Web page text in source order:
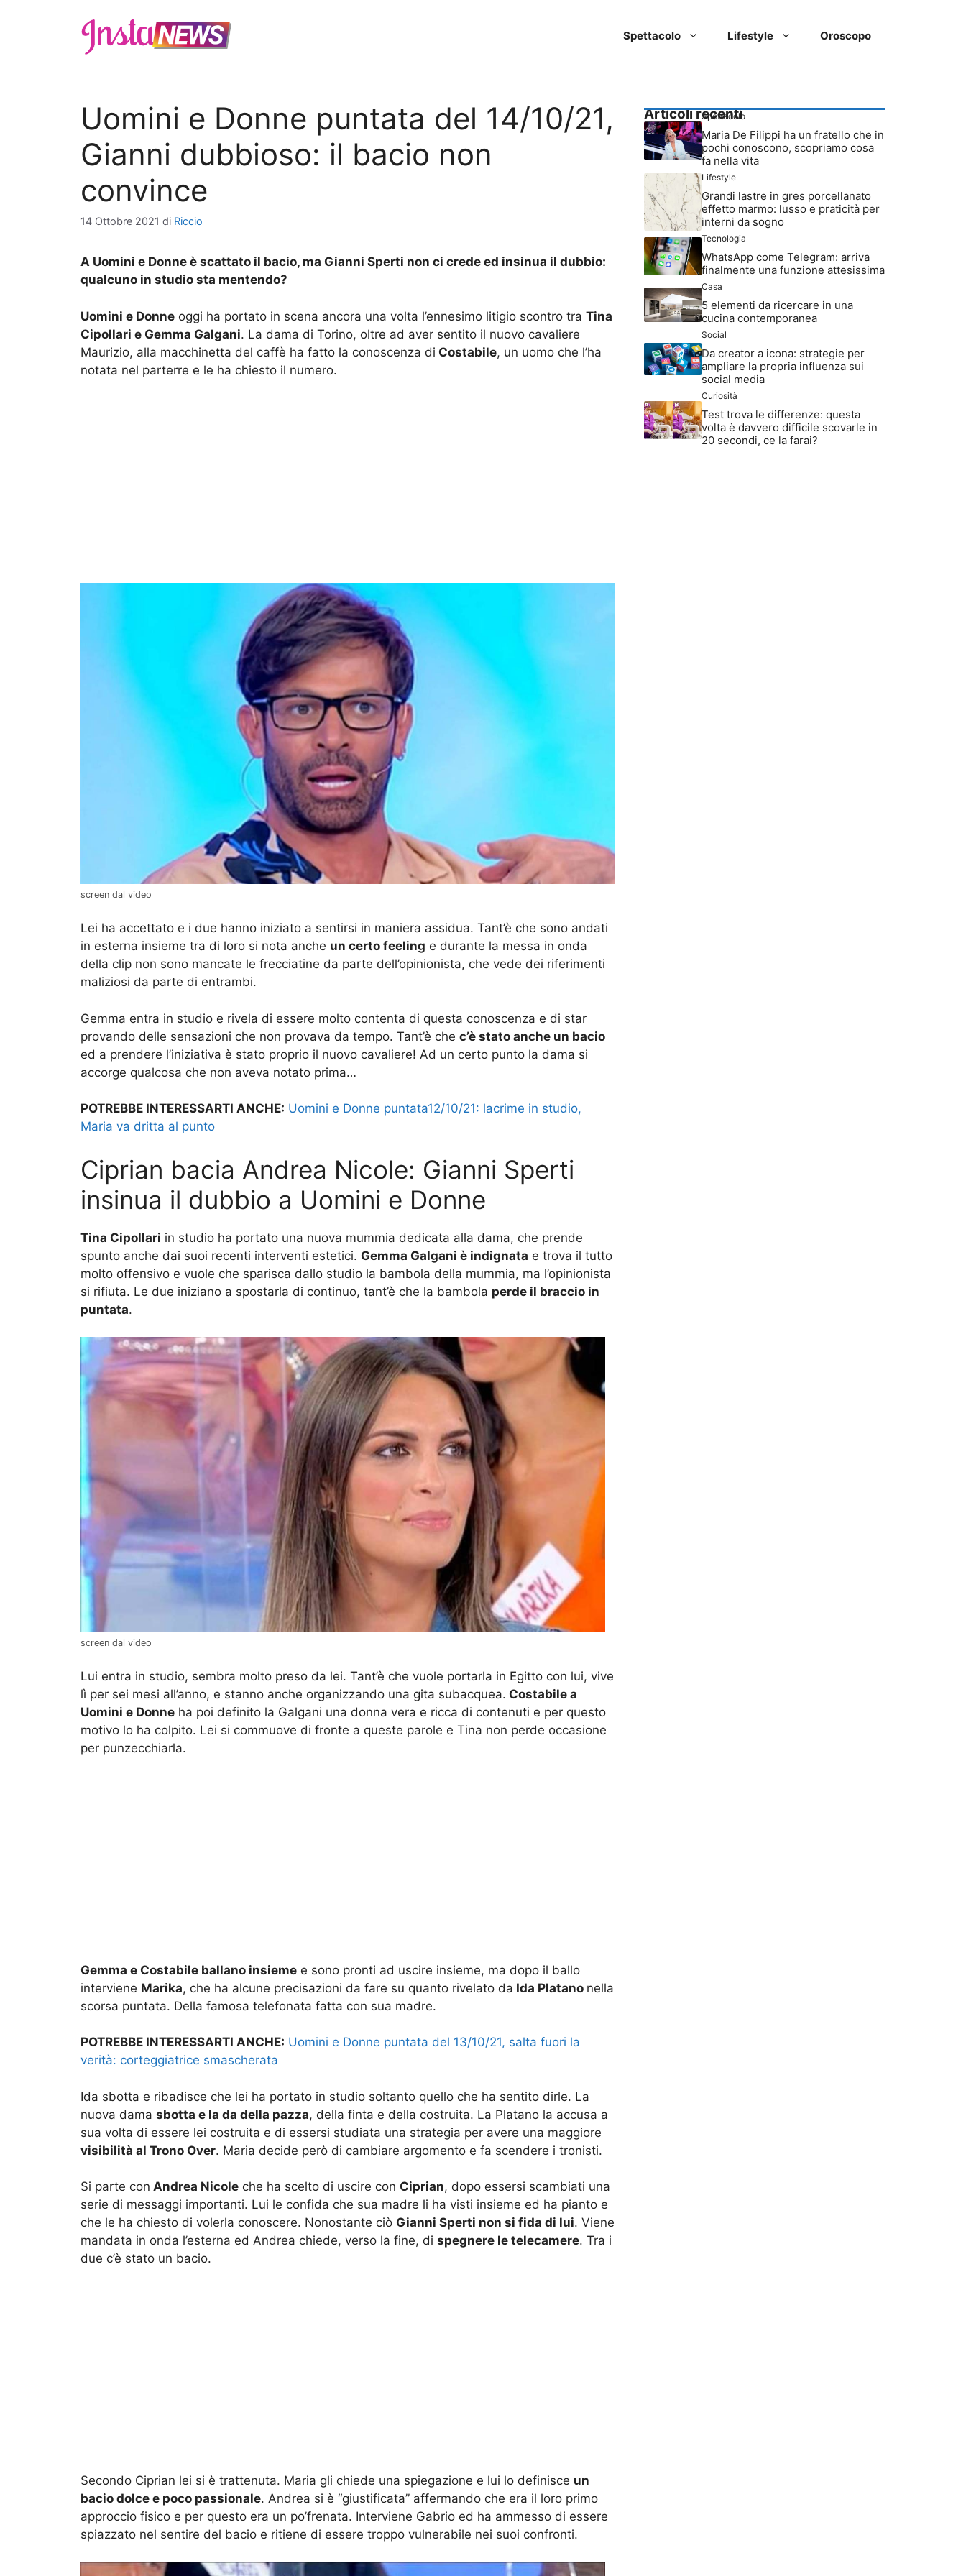
Spettacolo Lifestyle Oroscopo
Uomini e Donne puntata del 14/10/21,
Gianni dubbioso: il bacio non
convince
14 Ottobre 2021 di Riccio
A Uomini e Donne è scattato il bacio, ma Gianni Sperti non ci crede ed insinua il dubbio:
qualcuno in studio sta mentendo?
Uomini e Donne oggi ha portato in scena ancora una volta l’ennesimo litigio scontro tra Tina
Cipollari e Gemma Galgani. La dama di Torino, oltre ad aver sentito il nuovo cavaliere
Maurizio, alla macchinetta del caffè ha fatto la conoscenza di Costabile, un uomo che l’ha
notata nel parterre e le ha chiesto il numero.
screen dal video
Lei ha accettato e i due hanno iniziato a sentirsi in maniera assidua. Tant’è che sono andati
in esterna insieme tra di loro si nota anche un certo feeling e durante la messa in onda
della clip non sono mancate le frecciatine da parte dell’opinionista, che vede dei riferimenti
maliziosi da parte di entrambi.
Gemma entra in studio e rivela di essere molto contenta di questa conoscenza e di star
provando delle sensazioni che non provava da tempo. Tant’è che c’è stato anche un bacio
ed a prendere l’iniziativa è stato proprio il nuovo cavaliere! Ad un certo punto la dama si
accorge qualcosa che non aveva notato prima…
POTREBBE INTERESSARTI ANCHE: Uomini e Donne puntata12/10/21: lacrime in studio,
Maria va dritta al punto
Ciprian bacia Andrea Nicole: Gianni Sperti
insinua il dubbio a Uomini e Donne
Tina Cipollari in studio ha portato una nuova mummia dedicata alla dama, che prende
spunto anche dai suoi recenti interventi estetici. Gemma Galgani è indignata e trova il tutto
molto offensivo e vuole che sparisca dallo studio la bambola della mummia, ma l’opinionista
si rifiuta. Le due iniziano a spostarla di continuo, tant’è che la bambola perde il braccio in
puntata.
screen dal video
Lui entra in studio, sembra molto preso da lei. Tant’è che vuole portarla in Egitto con lui, vive
lì per sei mesi all’anno, e stanno anche organizzando una gita subacquea. Costabile a
Uomini e Donne ha poi definito la Galgani una donna vera e ricca di contenuti e per questo
motivo lo ha colpito. Lei si commuove di fronte a queste parole e Tina non perde occasione
per punzecchiarla.
Gemma e Costabile ballano insieme e sono pronti ad uscire insieme, ma dopo il ballo
interviene Marika, che ha alcune precisazioni da fare su quanto rivelato da Ida Platano nella
scorsa puntata. Della famosa telefonata fatta con sua madre.
POTREBBE INTERESSARTI ANCHE: Uomini e Donne puntata del 13/10/21, salta fuori la
verità: corteggiatrice smascherata
Ida sbotta e ribadisce che lei ha portato in studio soltanto quello che ha sentito dirle. La
nuova dama sbotta e la da della pazza, della finta e della costruita. La Platano la accusa a
sua volta di essere lei costruita e di essersi studiata una strategia per avere una maggiore
visibilità al Trono Over. Maria decide però di cambiare argomento e fa scendere i tronisti.
Si parte con Andrea Nicole che ha scelto di uscire con Ciprian, dopo essersi scambiati una
serie di messaggi importanti. Lui le confida che sua madre li ha visti insieme ed ha pianto e
che le ha chiesto di volerla conoscere. Nonostante ciò Gianni Sperti non si fida di lui. Viene
mandata in onda l’esterna ed Andrea chiede, verso la fine, di spegnere le telecamere. Tra i
due c’è stato un bacio.
Secondo Ciprian lei si è trattenuta. Maria gli chiede una spiegazione e lui lo definisce un
bacio dolce e poco passionale. Andrea si è “giustificata” affermando che era il loro primo
approccio fisico e per questo era un po’frenata. Interviene Gabrio ed ha ammesso di essere
spiazzato nel sentire del bacio e ritiene di essere troppo vulnerabile nei suoi confronti.
Articoli recenti
Spettacolo
Maria De Filippi ha un fratello che in
pochi conoscono, scopriamo cosa
fa nella vita
Lifestyle
Grandi lastre in gres porcellanato
effetto marmo: lusso e praticità per
interni da sogno
Tecnologia
WhatsApp come Telegram: arriva
finalmente una funzione attesissima
Casa
5 elementi da ricercare in una
cucina contemporanea
Social
Da creator a icona: strategie per
ampliare la propria influenza sui
social media
Curiosità
Test trova le differenze: questa
volta è davvero difficile scovarle in
20 secondi, ce la farai?